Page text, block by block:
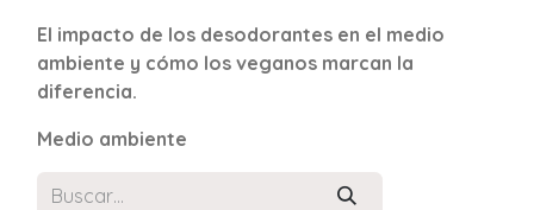
El impacto de los desodorantes en el medio
ambiente y cómo los veganos marcan la
diferencia.
Medio ambiente